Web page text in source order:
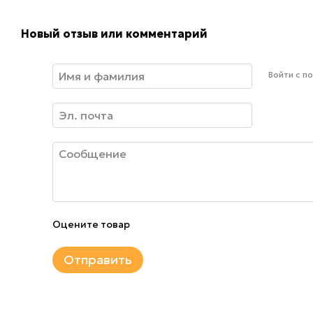
Новый отзыв или комментарий
Войти с
Оцените товар
Отправить